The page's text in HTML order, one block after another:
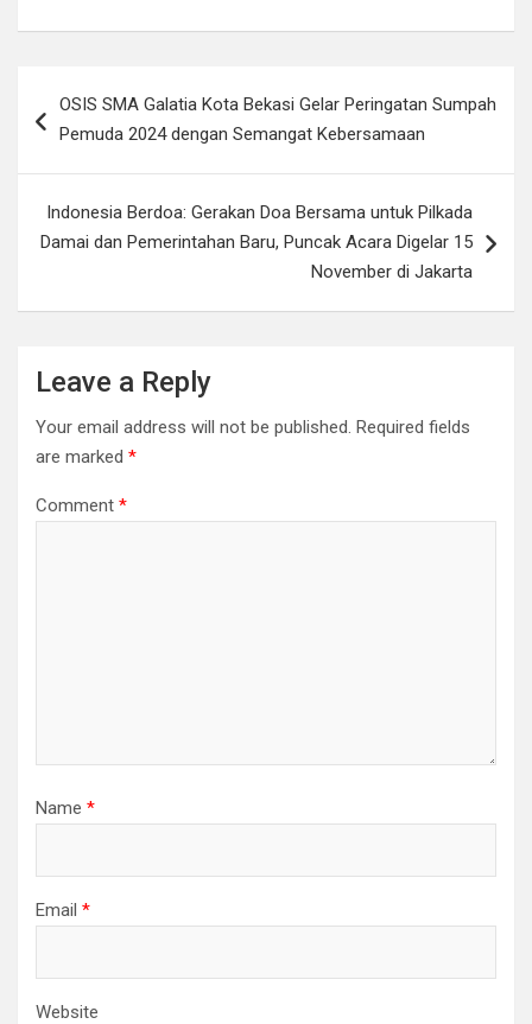
navigation
OSIS SMA Galatia Kota Bekasi Gelar Peringatan Sumpah
Pemuda 2024 dengan Semangat Kebersamaan
Indonesia Berdoa: Gerakan Doa Bersama untuk Pilkada
Damai dan Pemerintahan Baru, Puncak Acara Digelar 15
November di Jakarta
Leave a Reply
Your email address will not be published. Required fields
are marked *
Comment *
Name *
Email *
Website